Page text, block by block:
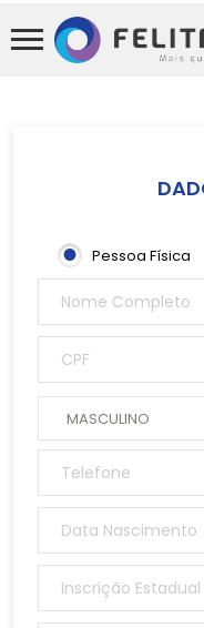
Pessoa Física
MASCULINO
FEMININO